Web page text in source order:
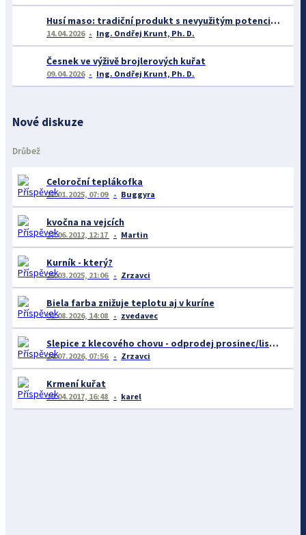
Husí maso: tradiční produkt s nevyužitým potenciálem
14.04.2026 Ing. Ondřej Krunt, Ph. D.
Česnek ve výživě brojlerových kuřat
09.04.2026 Ing. Ondřej Krunt, Ph. D.
Nové diskuze
Drůbež
Celoroční teplákofka
17.01.2025, 07:09 Buggyra
kvočna na vejcích
17.06.2012, 12:17 Martin
Kurník - který?
25.03.2025, 21:06 Zrzavci
Biela farba znižuje teplotu aj v kuríne
01.08.2026, 14:08 zvedavec
Slepice z klecového chovu - odprodej prosinec/listopad
24.07.2026, 07:56 Zrzavci
Krmení kuřat
19.04.2017, 16:48 karel